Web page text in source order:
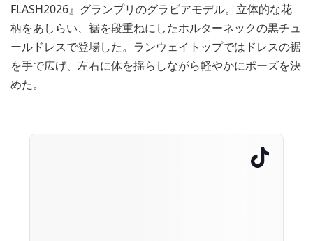
FLASH2026』グランプリのグラビアモデル。立体的な花
柄をあしらい、裾を段重ねにしたホルターネックの黒チュ
ールドレスで登場した。ランウェイトップではドレスの裾
を手で広げ、左右に体を揺らしながら軽やかにポーズを決
めた。